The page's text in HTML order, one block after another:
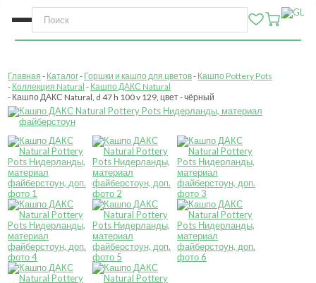
Главная Каталог Горшки и кашпо для цветов Кашпо Pottery Pots
Коллекция Natural
Кашпо ДАКС Natural
Кашпо ДАКС Natural, d 47 h 100 v 129, цвет - чёрный